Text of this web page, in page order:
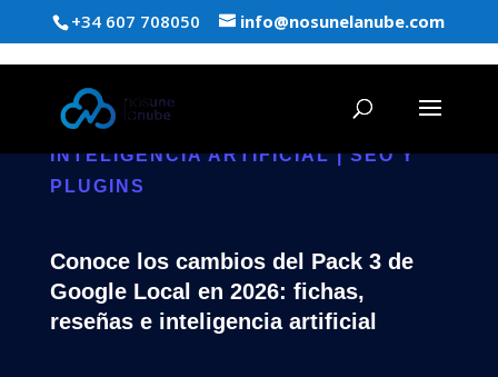
+34 607 708050 info@nosunelanube.com
INTELIGENCIA ARTIFICIAL|SEO Y
PLUGINS
Conoce los cambios del Pack 3 de
Google Local en 2026: fichas,
reseñas e inteligencia artificial